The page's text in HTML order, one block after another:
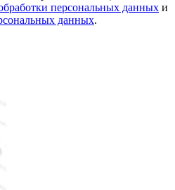
персональных данных и
данных.